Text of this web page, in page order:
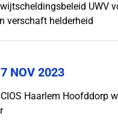
UWV
verschaft helderheid
7 NOV 2023
Haarlem Hoofddorp